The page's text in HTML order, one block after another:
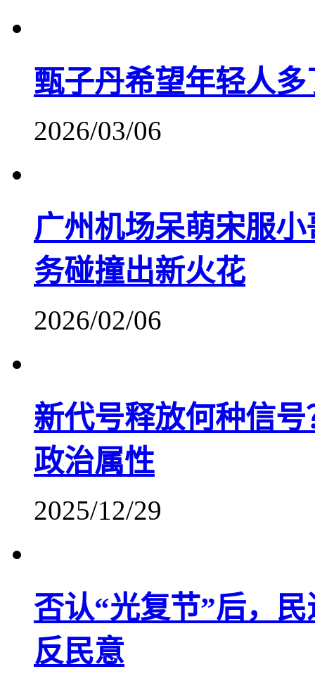
甄子丹希望年轻人
2026/03/06
广州机场呆萌宋服
务碰撞出新火花
2026/02/06
新代号释放何种信
政治属性
2025/12/29
否认“光复节”后，
反民意